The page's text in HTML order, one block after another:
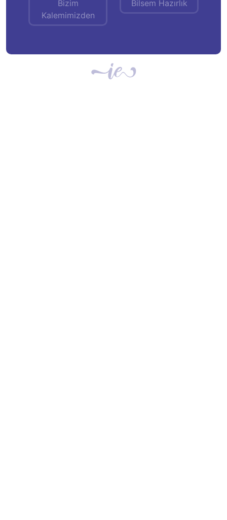
Bizim
Kalemimizden
Bilsem Hazırlık